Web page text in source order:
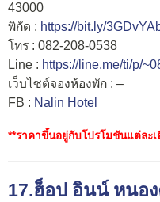
43000
พิกัด : https://bit.ly/
โทร : 082-208-0538
Line : https://line.me/ti/p/
เว็บไซต์จองห้องพัก : –
FB : Nalin Hotel
**ราคาขึ้นอยู่กับโปรโมชันแต่ละ
17.ฮ็อป อินน์ หนอ